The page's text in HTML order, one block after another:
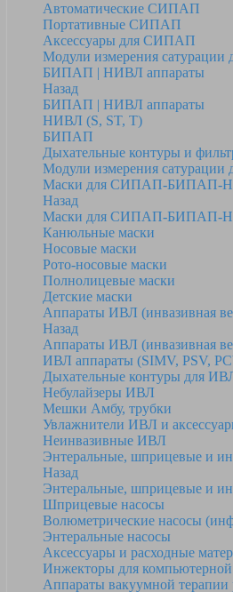
Автоматические СИПАП
Портативные СИПАП
Аксессуары для СИПАП
Модули измерения сатурации
БИПАП | НИВЛ аппараты
Назад
БИПАП | НИВЛ аппараты
НИВЛ (S, ST, T)
БИПАП
Дыхательные контуры и
Модули измерения сатурации
Маски для СИПАП-БИПАП-
Назад
Маски для СИПАП-БИПАП-
Канюльные маски
Носовые маски
Рото-носовые маски
Полнолицевые маски
Детские маски
Аппараты ИВЛ (инвазивная
Назад
Аппараты ИВЛ (инвазивная
ИВЛ аппараты (SIMV, PSV,
Дыхательные контуры для
Небулайзеры ИВЛ
Мешки Амбу, трубки
Увлажнители ИВЛ и
Неинвазивные ИВЛ
Энтеральные, шприцевые и
Назад
Энтеральные, шприцевые и
Шприцевые насосы
Волюметрические насосы
Энтеральные насосы
Аксессуары и расходные
Инжекторы для
Аппараты вакуумной терапии